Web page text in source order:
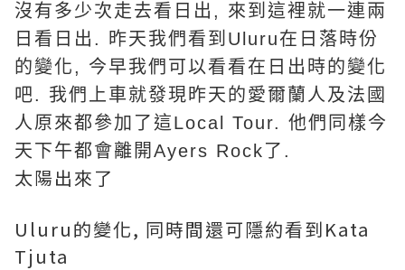
沒有多少次走去看日出 , 來到這裡就一連兩
日看日出 . 昨天我們看到 Uluru在日落時份
的變化, 今早我們可以看看在日出時的變化
吧. 我們上車就發現昨天的愛爾蘭人及法國
人原來都參加了這Local Tour. 他們同樣今
天下午都會離開 Ayers Rock了 .
太陽出來了
Uluru的變化, 同時間還可隱約看到Kata
Tjuta